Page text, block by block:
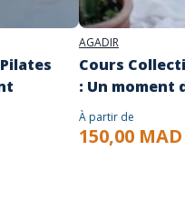
AGADIR
Cours
: Un moment
À partir de
150,00 MAD